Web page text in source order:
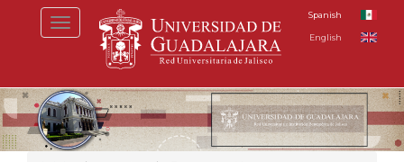
Toggle
navigation
Spanish
English